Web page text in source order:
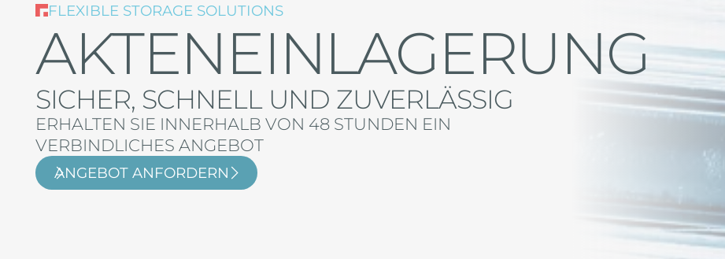
FLEXIBLE STORAGE SOLUTIONS
AKTENEINLAGERUNG
SICHER, SCHNELL UND ZUVERLÄSSIG
ERHALTEN SIE INNERHALB VON 48 STUNDEN EIN
VERBINDLICHES ANGEBOT
ANGEBOT ANFORDERN